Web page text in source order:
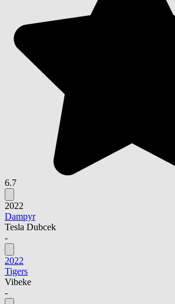
6.7
2022
Dampyr
Tesla Dubcek
-
2022
Tigers
Vibeke
-